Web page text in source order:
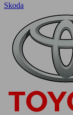
Skoda